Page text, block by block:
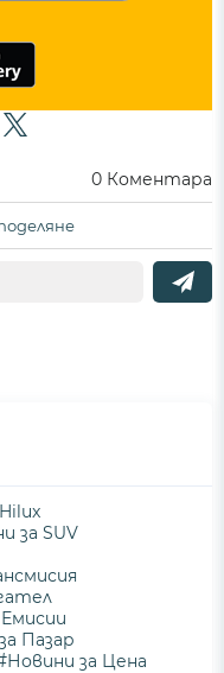
0 Коментара
за SUV
Пазар
Новини за Цена